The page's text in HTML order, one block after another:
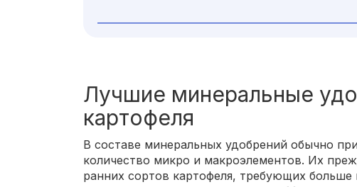
Лучшие минеральные
картофеля
В составе минеральных удобрений обычно
количество микро и макроэлементов. Их
ранних сортов картофеля, требующих больше